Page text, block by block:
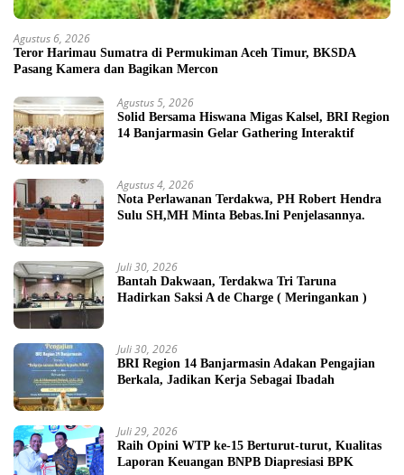
Agustus 6, 2026
Teror Harimau Sumatra di Permukiman Aceh Timur, BKSDA
Pasang Kamera dan Bagikan Mercon
Agustus 5, 2026
Solid Bersama Hiswana Migas Kalsel, BRI Region
14 Banjarmasin Gelar Gathering Interaktif
Agustus 4, 2026
Nota Perlawanan Terdakwa, PH Robert Hendra
Sulu SH,MH Minta Bebas.Ini Penjelasannya.
Juli 30, 2026
Bantah Dakwaan, Terdakwa Tri Taruna
Hadirkan Saksi A de Charge ( Meringankan )
Juli 30, 2026
BRI Region 14 Banjarmasin Adakan Pengajian
Berkala, Jadikan Kerja Sebagai Ibadah
Juli 29, 2026
Raih Opini WTP ke-15 Berturut-turut, Kualitas
Laporan Keuangan BNPB Diapresiasi BPK